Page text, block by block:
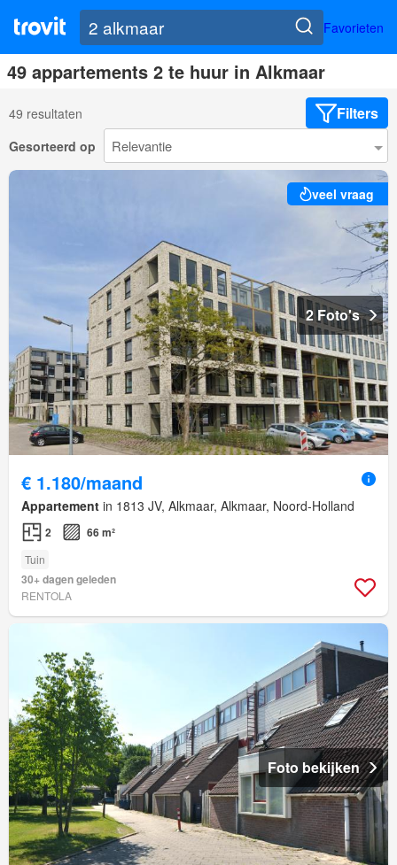
Favorieten
49 appartements 2 te huur in Alkmaar
49 resultaten Filters
Gesorteerd op
veel vraag
2 Foto's
€ 1.180/maand
Appartement in 1813 JV, Alkmaar, Alkmaar, Noord-Holland
2 66 m²
Tuin
30+ dagen geleden
RENTOLA
Foto bekijken